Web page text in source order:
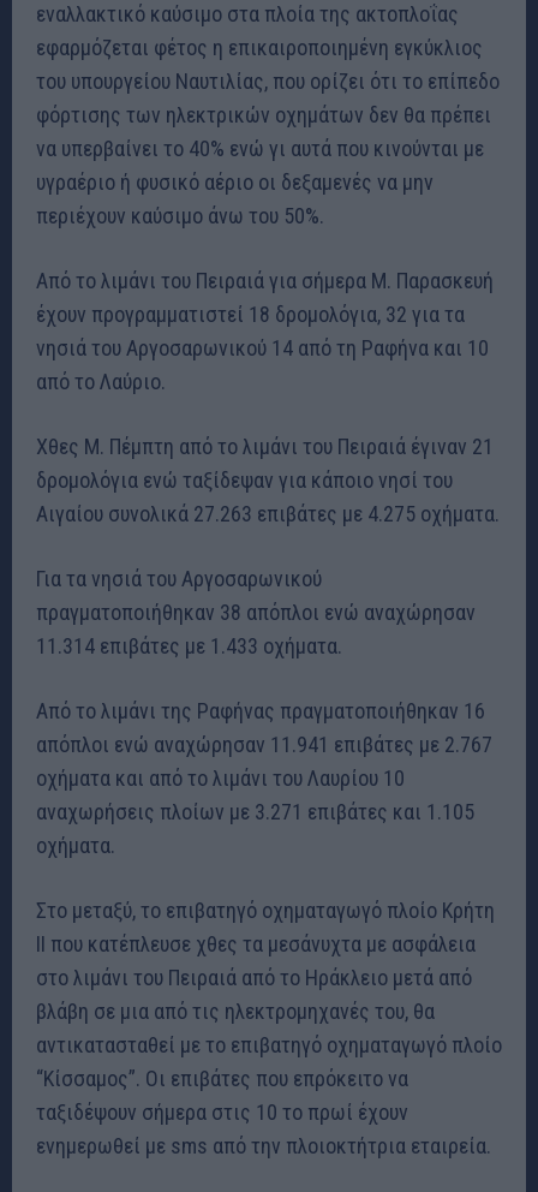
εναλλακτικό καύσιμο στα πλοία της ακτοπλοΐας
εφαρμόζεται φέτος η επικαιροποιημένη εγκύκλιος
του υπουργείου Ναυτιλίας, που ορίζει ότι το επίπεδο
φόρτισης των ηλεκτρικών οχημάτων δεν θα πρέπει
να υπερβαίνει το 40% ενώ γι αυτά που κινούνται με
υγραέριο ή φυσικό αέριο οι δεξαμενές να μην
περιέχουν καύσιμο άνω του 50%.
Από το λιμάνι του Πειραιά για σήμερα Μ. Παρασκευή
έχουν προγραμματιστεί 18 δρομολόγια, 32 για τα
νησιά του Αργοσαρωνικού 14 από τη Ραφήνα και 10
από το Λαύριο.
Χθες Μ. Πέμπτη από το λιμάνι του Πειραιά έγιναν 21
δρομολόγια ενώ ταξίδεψαν για κάποιο νησί του
Αιγαίου συνολικά 27.263 επιβάτες με 4.275 οχήματα.
Για τα νησιά του Αργοσαρωνικού
πραγματοποιήθηκαν 38 απόπλοι ενώ αναχώρησαν
11.314 επιβάτες με 1.433 οχήματα.
Από το λιμάνι της Ραφήνας πραγματοποιήθηκαν 16
απόπλοι ενώ αναχώρησαν 11.941 επιβάτες με 2.767
οχήματα και από το λιμάνι του Λαυρίου 10
αναχωρήσεις πλοίων με 3.271 επιβάτες και 1.105
οχήματα.
Στο μεταξύ, το επιβατηγό οχηματαγωγό πλοίο Κρήτη
ΙΙ που κατέπλευσε χθες τα μεσάνυχτα με ασφάλεια
στο λιμάνι του Πειραιά από το Ηράκλειο μετά από
βλάβη σε μια από τις ηλεκτρομηχανές του, θα
αντικατασταθεί με το επιβατηγό οχηματαγωγό πλοίο
“Κίσσαμος”. Οι επιβάτες που επρόκειτο να
ταξιδέψουν σήμερα στις 10 το πρωί έχουν
ενημερωθεί με sms από την πλοιοκτήτρια εταιρεία.